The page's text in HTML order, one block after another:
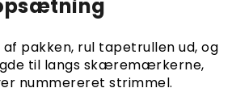
pakken, rul tapetrullen ud, og
til langs skæremærkerne,
nummereret strimmel.